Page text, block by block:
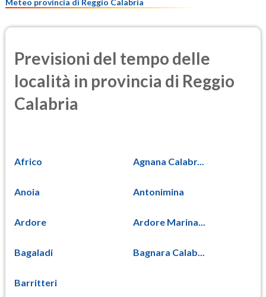
Meteo provincia di Reggio Calabria
Previsioni del tempo delle
località in provincia di Reggio
Calabria
Africo Agnana Calabr...
Anoia Antonimina
Ardore Ardore Marina...
Bagaladi Bagnara Calab...
Barritteri